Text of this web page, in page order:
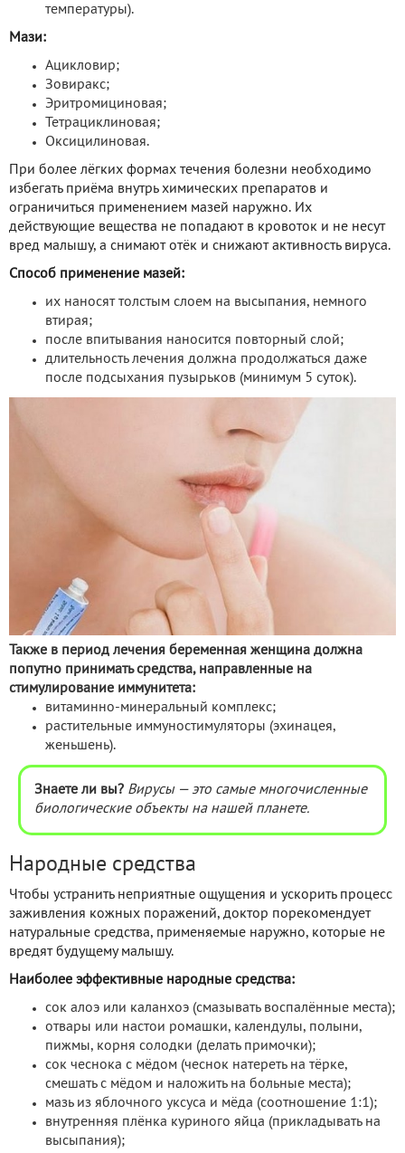
температуры).
Мази:
Ацикловир;
Зовиракс;
Эритромициновая;
Тетрациклиновая;
Оксицилиновая.
При более лёгких формах течения болезни необходимо
избегать приёма внутрь химических препаратов и
ограничиться применением мазей наружно. Их
действующие вещества не попадают в кровоток и не несут
вред малышу, а снимают отёк и снижают активность вируса.
Способ применение мазей:
их наносят толстым слоем на высыпания, немного
втирая;
после впитывания наносится повторный слой;
длительность лечения должна продолжаться даже
после подсыхания пузырьков (минимум 5 суток).
Также в период лечения беременная женщина должна
попутно принимать средства, направленные на
стимулирование иммунитета:
витаминно-минеральный комплекс;
растительные иммуностимуляторы (эхинацея,
женьшень).
Знаете ли вы? Вирусы — это самые многочисленные
биологические объекты на нашей планете.
Народные средства
Чтобы устранить неприятные ощущения и ускорить процесс
заживления кожных поражений, доктор порекомендует
натуральные средства, применяемые наружно, которые не
вредят будущему малышу.
Наиболее эффективные народные средства:
сок алоэ или каланхоэ (смазывать воспалённые места);
отвары или настои ромашки, календулы, полыни,
пижмы, корня солодки (делать примочки);
сок чеснока с мёдом (чеснок натереть на тёрке,
смешать с мёдом и наложить на больные места);
мазь из яблочного уксуса и мёда (соотношение 1:1);
внутренняя плёнка куриного яйца (прикладывать на
высыпания);